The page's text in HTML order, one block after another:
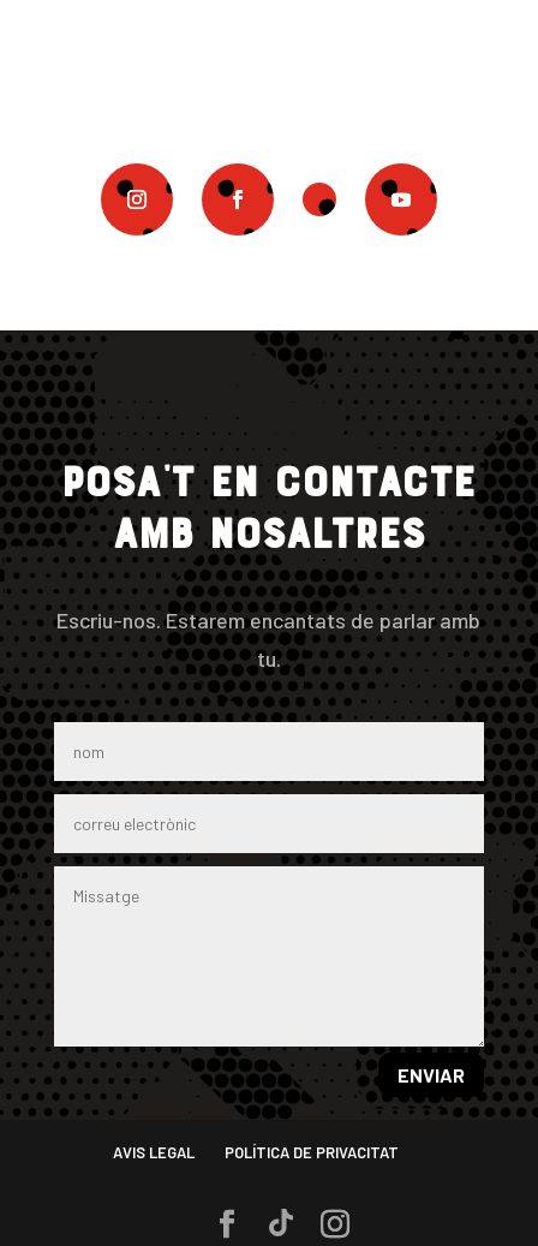
Posa’t en contacte
amb nosaltres
Escriu-nos. Estarem encantats de parlar amb
tu.
ENVIAR
AVIS LEGAL POLÍTICA DE PRIVACITAT